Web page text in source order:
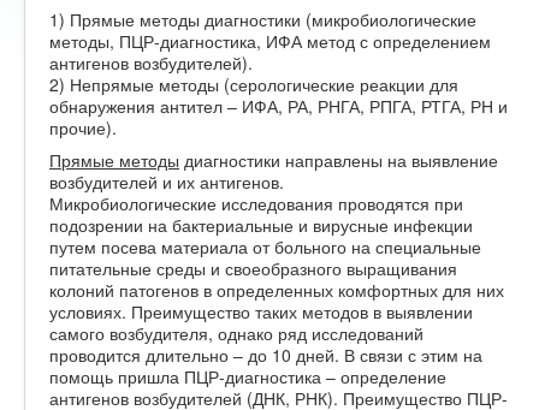
1) Прямые методы диагностики (микробиологические
методы, ПЦР-диагностика, ИФА метод с определением
антигенов возбудителей).
2) Непрямые методы (серологические реакции для
обнаружения антител – ИФА, РА, РНГА, РПГА, РТГА, РН и
прочие).
Прямые методы диагностики направлены на выявление
возбудителей и их антигенов.
Микробиологические исследования проводятся при
подозрении на бактериальные и вирусные инфекции
путем посева материала от больного на специальные
питательные среды и своеобразного выращивания
колоний патогенов в определенных комфортных для них
условиях. Преимущество таких методов в выявлении
самого возбудителя, однако ряд исследований
проводится длительно – до 10 дней. В связи с этим на
помощь пришла ПЦР-диагностика – определение
антигенов возбудителей (ДНК, РНК). Преимущество ПЦР-